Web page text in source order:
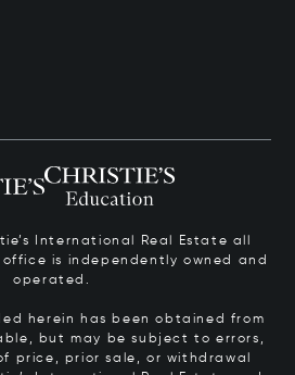
International Real Estate all
is independently owned and
operated.
herein has been obtained from
but may be subject to errors,
price, prior sale, or withdrawal